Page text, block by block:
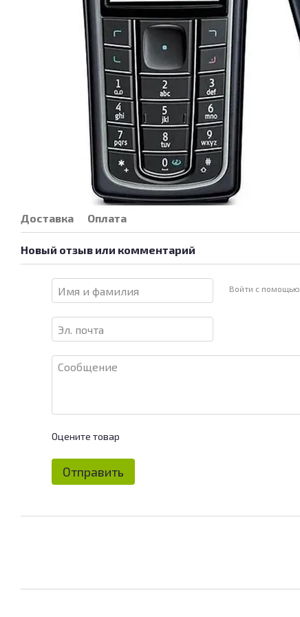
Доставка Оплата
Новый отзыв или комментарий
Войти с помощью
Оцените товар
Отправить